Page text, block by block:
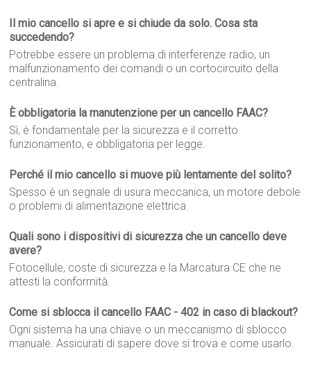
Il mio cancello si apre e si chiude da solo. Cosa sta
succedendo?
Potrebbe essere un problema di interferenze radio, un
malfunzionamento dei comandi o un cortocircuito della
centralina.
È obbligatoria la manutenzione per un cancello FAAC?
Sì, è fondamentale per la sicurezza e il corretto
funzionamento, e obbligatoria per legge.
Perché il mio cancello si muove più lentamente del solito?
Spesso è un segnale di usura meccanica, un motore debole
o problemi di alimentazione elettrica.
Quali sono i dispositivi di sicurezza che un cancello deve
avere?
Fotocellule, coste di sicurezza e la Marcatura CE che ne
attesti la conformità.
Come si sblocca il cancello FAAC - 402 in caso di blackout?
Ogni sistema ha una chiave o un meccanismo di sblocco
manuale. Assicurati di sapere dove si trova e come usarlo.